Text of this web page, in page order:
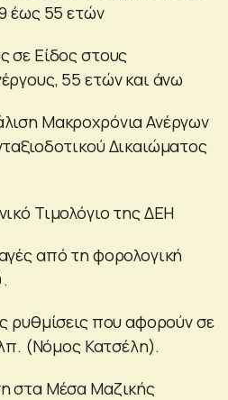
έως 55 ετών
σε Είδος στους
55 ετών και άνω
Μακροχρόνια Ανέργων
Δικαιώματος
Τιμολόγιο της ΔΕΗ
από τη φορολογική
ρυθμίσεις που αφορούν σε
(Νόμος Κατσέλη).
στα Μέσα Μαζικής